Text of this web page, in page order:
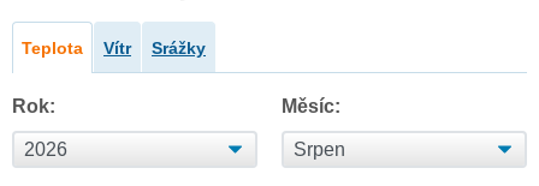
Teplota Vítr Srážky
Rok: Měsíc: